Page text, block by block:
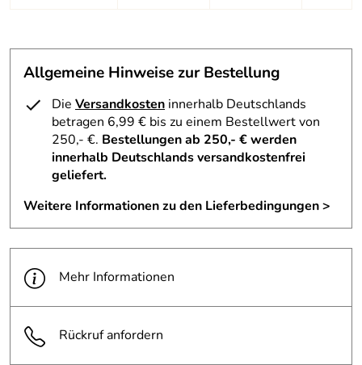
Allgemeine Hinweise zur Bestellung
Die Versandkosten innerhalb Deutschlands
betragen 6,99 € bis zu einem Bestellwert von
250,- €. Bestellungen ab 250,- € werden
innerhalb Deutschlands versandkostenfrei
geliefert.
Weitere Informationen zu den Lieferbedingungen >
Mehr Informationen
Rückruf anfordern